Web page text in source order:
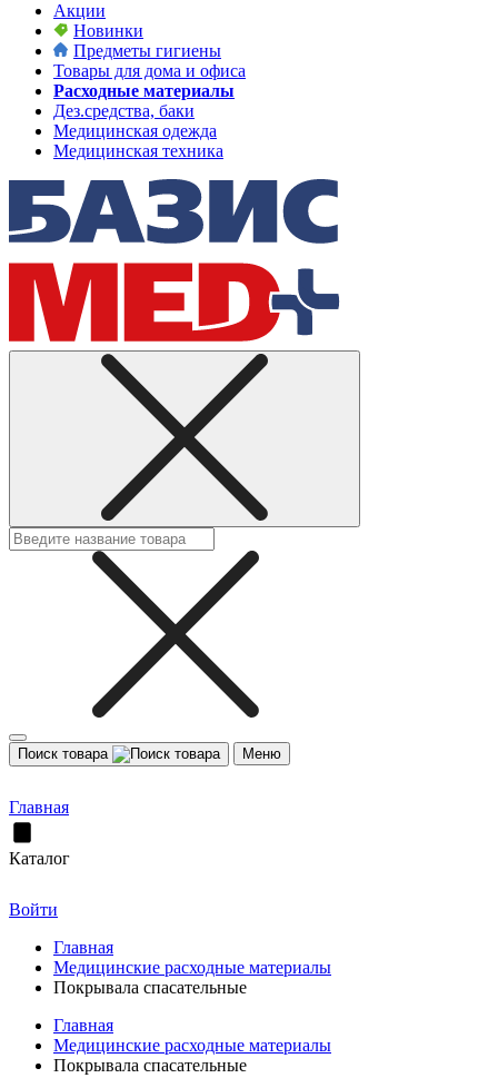
Акции
Новинки
Предметы гигиены
Товары для дома и офиса
Расходные материалы
Дез.средства, баки
Медицинская одежда
Медицинская техника
Поиск товара Меню
Главная
Каталог
Войти
Главная
Медицинские расходные материалы
Покрывала спасательные
Главная
Медицинские расходные материалы
Покрывала спасательные